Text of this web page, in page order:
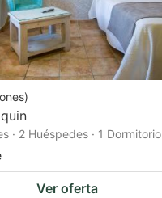
)
· 2 Huéspedes · 1 Dormitorio
Ver oferta